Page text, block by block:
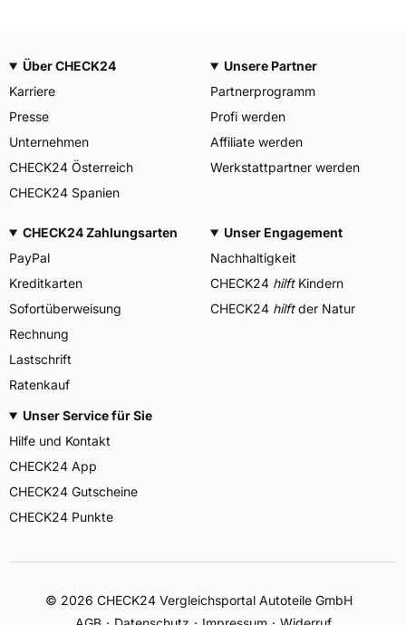
Über CHECK24
Karriere
Presse
Unternehmen
CHECK24 Österreich
CHECK24 Spanien
Unsere Partner
Partnerprogramm
Profi werden
Affiliate werden
Werkstattpartner werden
CHECK24 Zahlungsarten
PayPal
Kreditkarten
Sofortüberweisung
Rechnung
Lastschrift
Ratenkauf
Unser Engagement
Nachhaltigkeit
CHECK24 hilftKindern
CHECK24 hilftder Natur
Unser Service für Sie
Hilfe und Kontakt
CHECK24 App
CHECK24 Gutscheine
CHECK24 Punkte
© 2026 CHECK24 Vergleichsportal Autoteile GmbH